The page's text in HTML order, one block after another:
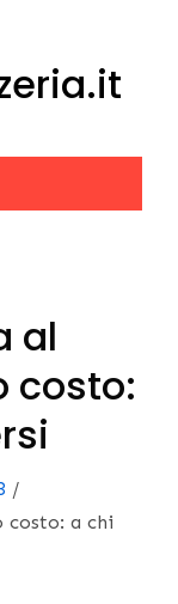
al
costo:
costo: a chi